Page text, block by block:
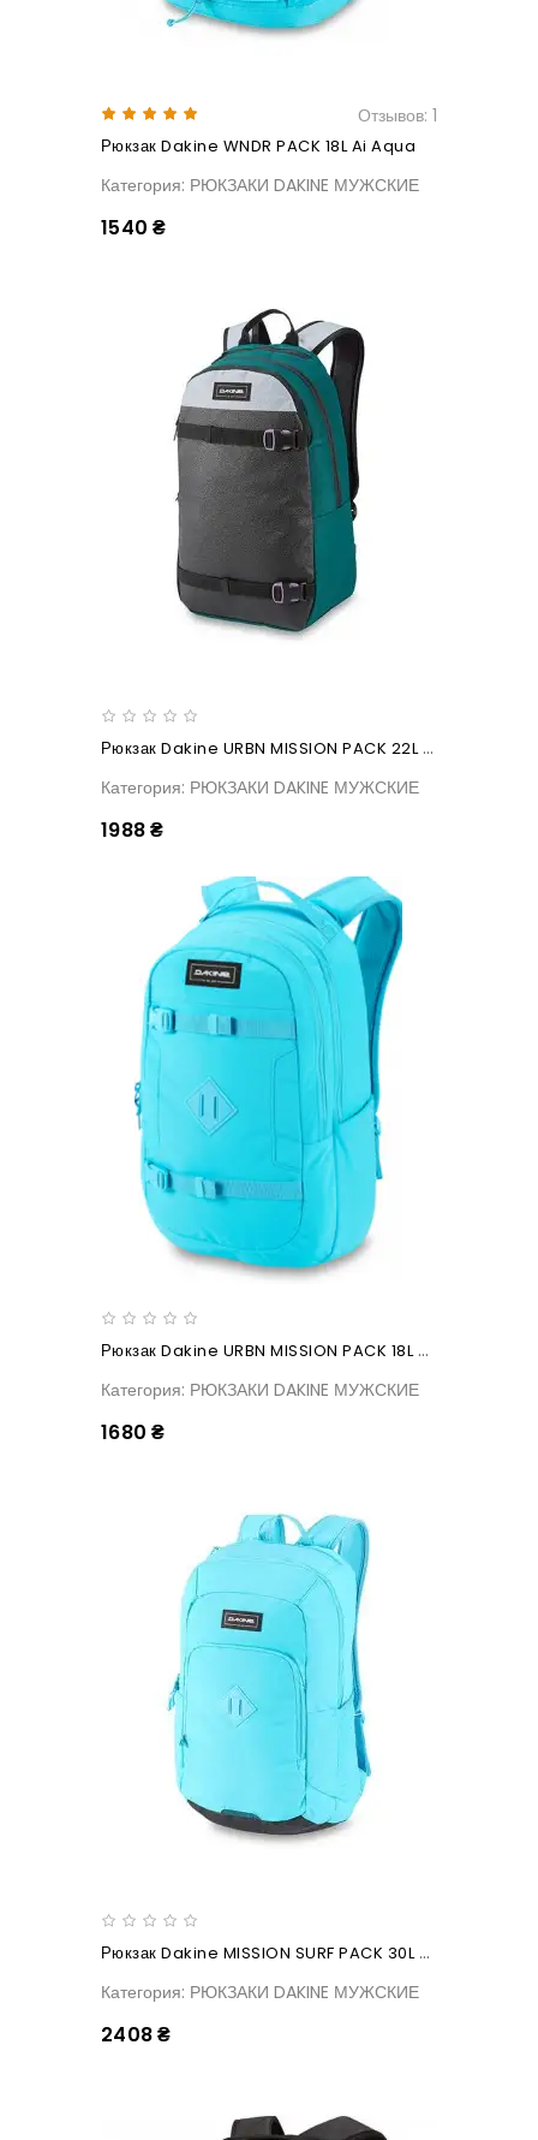
Отзывов: 1
Рюкзак Dakine WNDR PACK 18L Ai Aqua
Категория: РЮКЗАКИ DAKINE МУЖСКИЕ
1540 ₴
Рюкзак Dakine URBN MISSION PACK 22L Elephant
Категория: РЮКЗАКИ DAKINE МУЖСКИЕ
1988 ₴
Рюкзак Dakine URBN MISSION PACK 18L Ai Aqua
Категория: РЮКЗАКИ DAKINE МУЖСКИЕ
1680 ₴
Рюкзак Dakine MISSION SURF PACK 30L Ai Aqua
Категория: РЮКЗАКИ DAKINE МУЖСКИЕ
2408 ₴